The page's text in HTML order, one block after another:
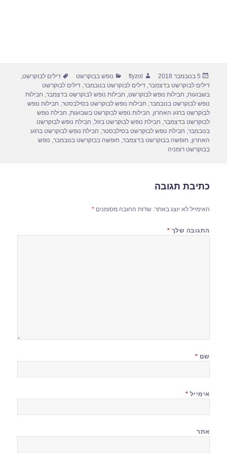
פורסם
בתאריך
5 בנובמבר 2018 מחבר
flyzol קטגוריות
נופש בבוקרשט תגיות
דילים לבוקרשט,
דילים לבוקרשט בדצמבר,דילים לבוקרשט בנובמבר,דילים לבוקרשט
בשבועות, חבילות נופש לבוקרשט, חבילות נופש לבוקרשט בדצמבר, חבילות
נופש לבוקרשט בנובמבר, חבילות נופש לבוקרשט בסילבסטר, חבילות נופש
לבוקרשט ברגע האחרון, חבילות נופש לבוקרשט בשבועות, חבילת נופש
לבוקרשט בדצמבר, חבילת נופש לבוקרשט בזול, חבילת נופש לבוקרשט
בנובמבר, חבילת נופש לבוקרשט בסילבסטר, חבילת נופש לבוקרשט ברגע
האחרון, חופשה בבוקרשט בדצמבר, חופשה בבוקרשט בנובמבר, נופש
בבוקרשט רומניה
כתיבת תגובה
האימייל לא יוצג באתר. שדות החובה מסומנים*
התגובה שלך *
שם *
אימייל *
אתר